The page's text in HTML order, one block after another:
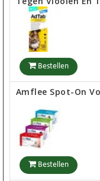
Phytonics All Sept
Bestellen
Virbac Back Home
Max Chipreader,
Bestellen
Amflee Spot-On
Bestellen